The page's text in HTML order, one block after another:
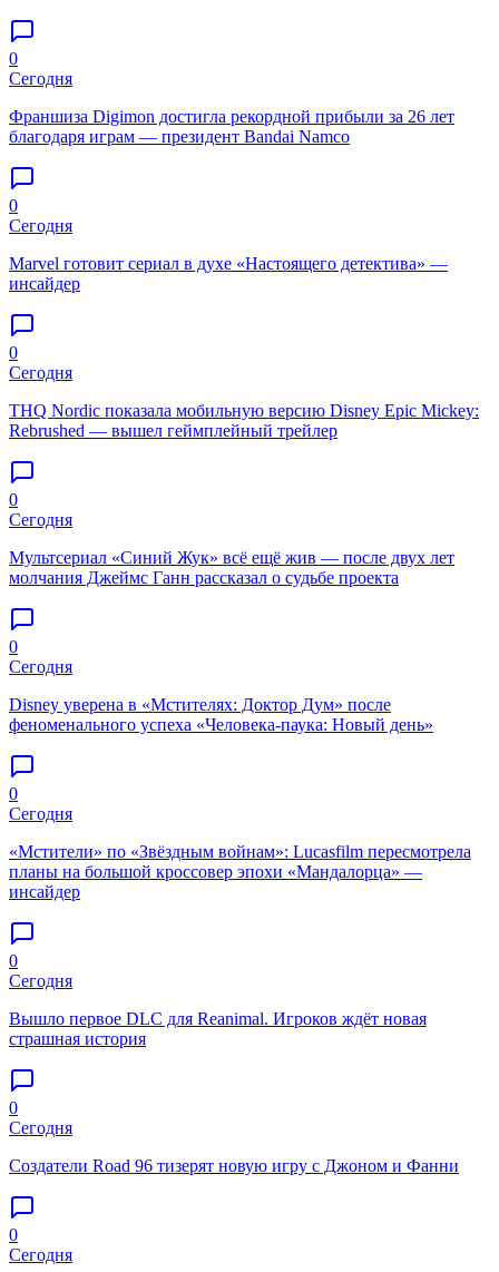
0
Сегодня
Франшиза Digimon достигла рекордной прибыли за 26 лет
благодаря играм — президент Bandai Namco
0
Сегодня
Marvel готовит сериал в духе «Настоящего детектива» —
инсайдер
0
Сегодня
THQ Nordic показала мобильную версию Disney Epic Mickey:
Rebrushed — вышел геймплейный трейлер
0
Сегодня
Мультсериал «Синий Жук» всё ещё жив — после двух лет
молчания Джеймс Ганн рассказал о судьбе проекта
0
Сегодня
Disney уверена в «Мстителях: Доктор Дум» после
феноменального успеха «Человека-паука: Новый день»
0
Сегодня
«Мстители» по «Звёздным войнам»: Lucasfilm пересмотрела
планы на большой кроссовер эпохи «Мандалорца» —
инсайдер
0
Сегодня
Вышло первое DLC для Reanimal. Игроков ждёт новая
страшная история
0
Сегодня
Создатели Road 96 тизерят новую игру с Джоном и Фанни
0
Сегодня